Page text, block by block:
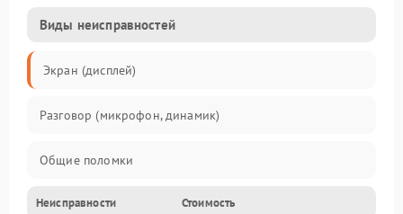
Виды неисправностей
Экран (дисплей)
Разговор (микрофон, динамик)
Общие поломки
Проблемы связи
Неисправности Стоимость